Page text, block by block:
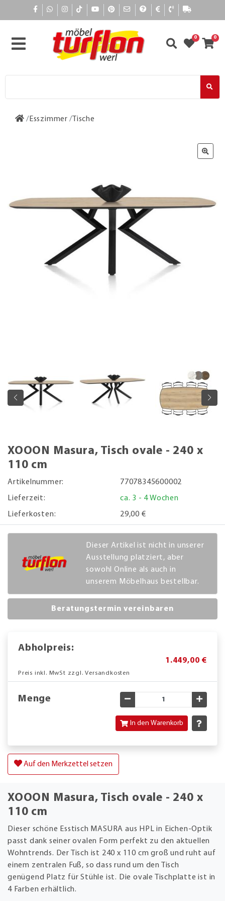
0 0
Esszimmer Tische
XOOON Masura, Tisch ovale - 240 x
110 cm
Artikelnummer:
77078345600002
Lieferzeit:
ca. 3 - 4 Wochen
Lieferkosten:
29,00 €
Dieser Artikel ist nicht in unserer
Ausstellung platziert, aber
sowohl Online als auch in
unserem Möbelhaus bestellbar.
Beratungstermin vereinbaren
Abholpreis:
1.449,00 €
Preis inkl. MwSt zzgl. Versandkosten
Menge Gewünschte Menge
In den Warenkorb
Auf den Merkzettel setzen
XOOON Masura, Tisch ovale - 240 x
110 cm
Dieser schöne Esstisch MASURA aus HPL in Eichen-Optik
passt dank seiner ovalen Form perfekt zu den aktuellen
Wohntrends. Der Tisch ist 240 x 110 cm groß und ruht auf
einem zentralen Fuß, so dass rund um den Tisch
genügend Platz für Stühle ist. Die ovale Tischplatte ist in
4 Farben erhältlich.